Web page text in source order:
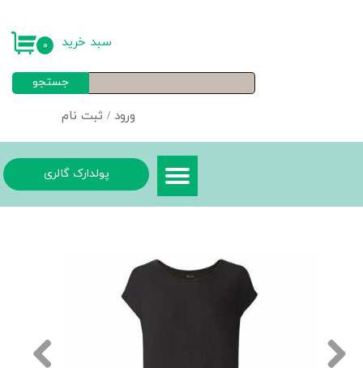
ورود / ثبت نام
خروج از حساب کاربری
جستجو
۰ سبد خرید
پولدارک گالری